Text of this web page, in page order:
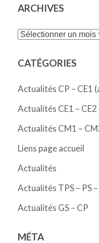
ARCHIVES
Archives
CATÉGORIES
Actualités CP – CE1
Actualités CE1 – CE2
Actualités CM1 –
Liens page accueil
Actualités
Actualités TPS – PS
Actualités GS – CP
MÉTA